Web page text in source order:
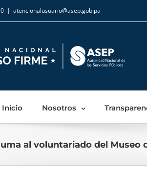
| atencionalusuario@asep.gob.pa
Inicio Nosotros
al voluntariado del Museo